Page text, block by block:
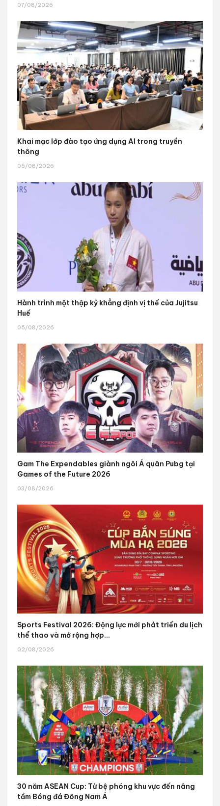
07/08/2026
Khai mạc lớp đào tạo ứng dụng AI trong truyền
thông
05/08/2026
Hành trình một thập kỷ khẳng định vị thế của Jujitsu
Huế
05/08/2026
Gam The Expendables giành ngôi Á quân Pubg tại
Games of the Future 2026
03/08/2026
Sports Festival 2026: Động lực mới phát triển du lịch
thể thao và mở rộng hợp...
02/08/2026
30 năm ASEAN Cup: Từ bệ phóng khu vực đến nâng
tầm Bóng đá Đông Nam Á